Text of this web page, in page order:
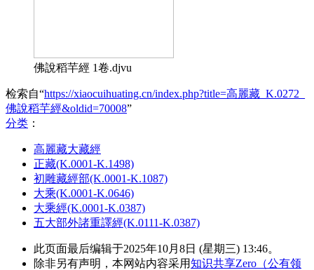
佛說稻芉經 1卷.djvu
检索自“https://xiaocuihuating.cn/index.php?title=高麗藏_K.0272_
佛說稻芉經&oldid=70008”
分类 ：​
高麗藏大藏經
正藏(K.0001-K.1498)
初雕藏經部(K.0001-K.1087)
大乘(K.0001-K.0646)
大乘經(K.0001-K.0387)
五大部外諸重譯經(K.0111-K.0387)
此页面最后编辑于2025年10月8日 (星期三) 13:46。
除非另有声明，本网站内容采用知识共享Zero（公有领